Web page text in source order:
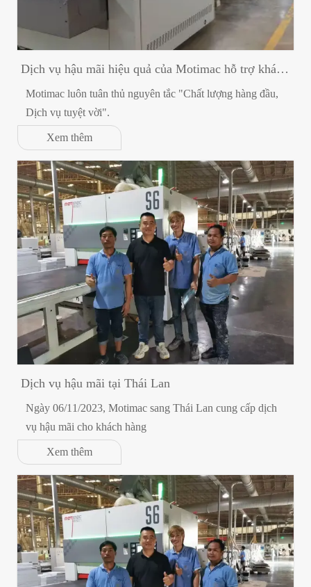
Dịch vụ hậu mãi hiệu quả của Motimac hỗ trợ khách
hàng Campuchia
Motimac luôn tuân thủ nguyên tắc "Chất lượng hàng đầu,
Dịch vụ tuyệt vời".
Xem thêm
Dịch vụ hậu mãi tại Thái Lan
Ngày 06/11/2023, Motimac sang Thái Lan cung cấp dịch
vụ hậu mãi cho khách hàng
Xem thêm